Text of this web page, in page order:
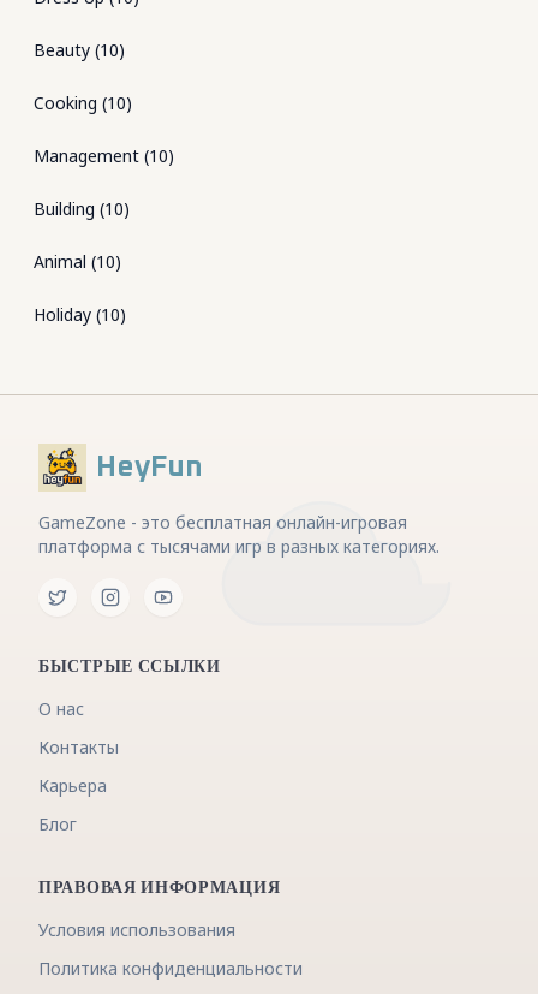
Beauty (10)
Cooking (10)
Management (10)
Building (10)
Animal (10)
Holiday (10)
HeyFun
GameZone - это бесплатная онлайн-игровая
платформа с тысячами игр в разных категориях.
БЫСТРЫЕ ССЫЛКИ
О нас
Контакты
Карьера
Блог
ПРАВОВАЯ ИНФОРМАЦИЯ
Условия использования
Политика конфиденциальности